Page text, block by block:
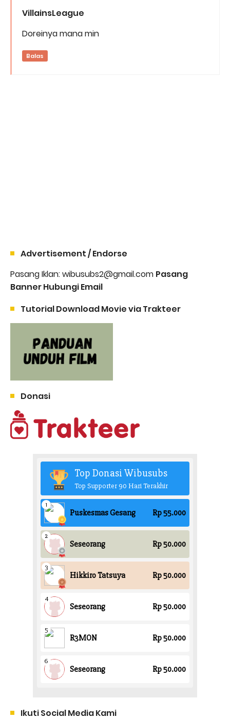
VillainsLeague
Doreinya mana min
Balas
Advertisement / Endorse
Pasang Iklan: wibusubs2@gmail.com Pasang
Banner Hubungi Email
Tutorial Download Movie via Trakteer
Donasi
Ikuti Social Media Kami